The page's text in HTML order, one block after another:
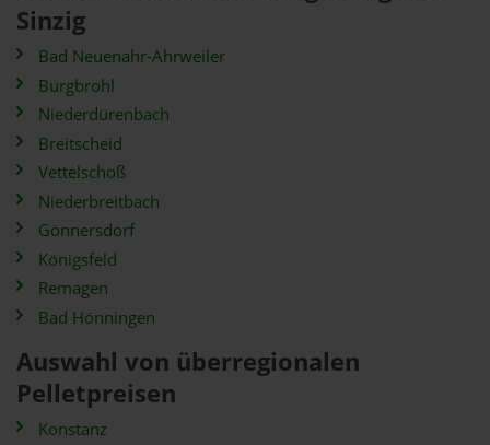
Sinzig
Bad Neuenahr-Ahrweiler
Burgbrohl
Niederdürenbach
Breitscheid
Vettelschoß
Niederbreitbach
Gönnersdorf
Königsfeld
Remagen
Bad Hönningen
Auswahl von überregionalen
Pelletpreisen
Konstanz